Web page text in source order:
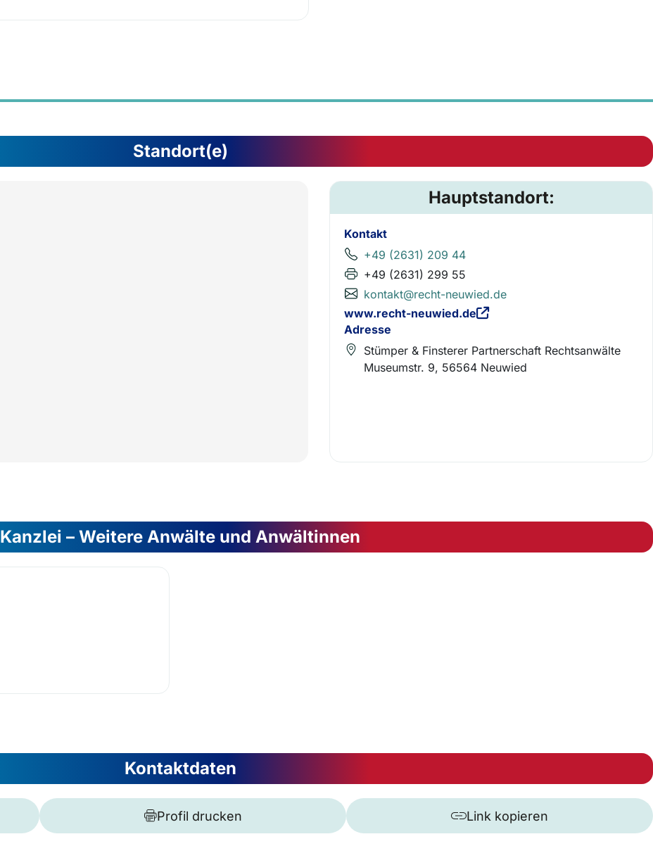
Standort(e)
Hauptstandort:
Kontakt
+49 (2631) 209 44
+49 (2631) 299 55
kontakt@recht-neuwied.de
www.recht-neuwied.de
Adresse
Stümper & Finsterer Partnerschaft Rechtsanwälte
Museumstr. 9, 56564 Neuwied
Kanzlei – Weitere Anwälte und Anwältinnen
Kontaktdaten
Profil drucken Link kopieren